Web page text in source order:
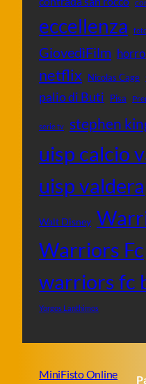
eccellenza
GiovedìFilm
netflix Nicolas Cage
palio di Buti Pisa
serie tv stephen
uisp calcio
uisp valdera
Walt Disney
Warriors Fc
warriors fc
Yorgos Lanthimos
MiniFisto Online